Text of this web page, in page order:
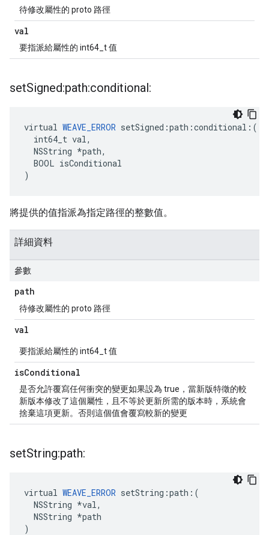
待修改屬性的 proto 路徑
val
要指派給屬性的 int64_t 值
setSigned:path:conditional:
virtual WEAVE_ERROR setSigned:path:conditional:(
  int64_t val,
  NSString *path,
  BOOL isConditional
)
將提供的值指派為指定路徑的整數值。
詳細資料
參數
path
待修改屬性的 proto 路徑
val
要指派給屬性的 int64_t 值
isConditional
是否允許覆寫任何衝突的變更如果設為 true，當新版特徵的較
新版本修改了這個屬性，且不等於更新所需的版本時，系統會
捨棄這項更新。否則這個值會覆寫較新的變更
setString:path:
virtual WEAVE_ERROR setString:path:(
  NSString *val,
  NSString *path
)